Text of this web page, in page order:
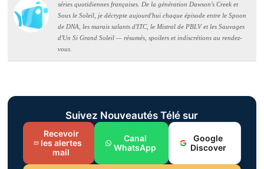
séries quotidiennes françaises. De la génération Dawson's Creek et
Sous le Soleil, je décrypte aujourd'hui chaque épisode entre le Spoon
de DNA, les marais salants d'ITC, le Mistral de PBLV et les Sauvages
d'Un Si Grand Soleil — résumés, spoilers et indiscrétions au rendez-
vous.
Suivez Nouveautés Télé sur
Recevoir
les alertes
mail
Canal
WhatsApp
Google
Discover